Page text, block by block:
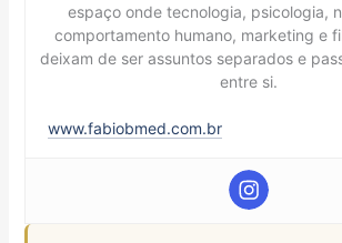
espaço onde tecnologia, psicologia,
comportamento humano, marketing e
deixam de ser assuntos separados e
entre si.
www.fabiobmed.com.br